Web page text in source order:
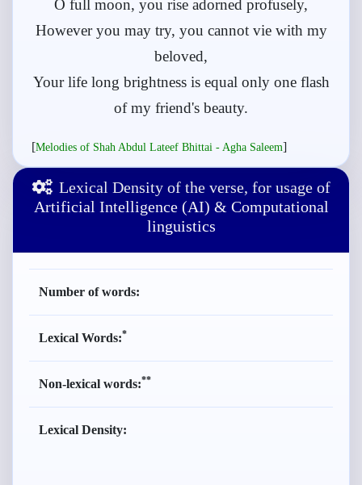
Lexical Density of the verse, for usage of
Artificial Intelligence (AI) & Computational
linguistics
Number of words:
Lexical Words:*
Non-lexical words:**
Lexical Density:
O full moon, you rise adorned profusely,
However you may try, you cannot vie with my
beloved,
Your life long brightness is equal only one flash
of my friend's beauty.
[Melodies of Shah Abdul Lateef Bhittai - Agha Saleem]